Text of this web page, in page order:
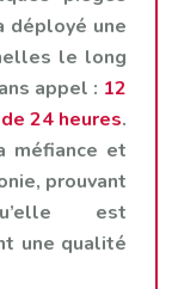
déployé une
le long
appel : 12
24 heures.
méfiance et
prouvant
est
une qualité